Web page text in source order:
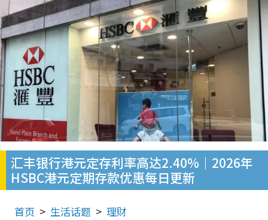
汇丰银行港元定存利率高达2.40%｜2026年
HSBC港元定期存款优惠每日更新
首页 生活话题 理财